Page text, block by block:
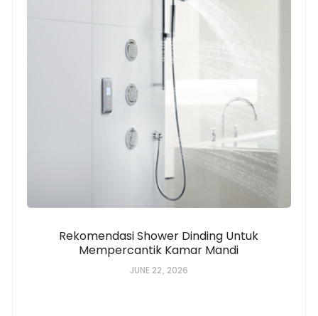
Rekomendasi Shower Dinding Untuk
Mempercantik Kamar Mandi
JUNE 22, 2026